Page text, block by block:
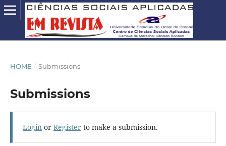
HOME / Submissions
Submissions
Loginor Registerto make a submission.